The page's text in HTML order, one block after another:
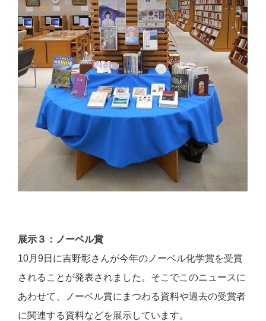
展示３：ノーベル賞
10月9日に吉野彰さんが今年のノーベル化学賞を受賞
されることが発表されました。そこでこのニュースに
あわせて、ノーベル賞にまつわる資料や過去の受賞者
に関連する資料などを展示しています。